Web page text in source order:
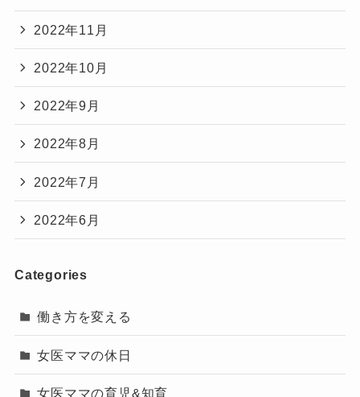
2022年11月
2022年10月
2022年9月
2022年8月
2022年7月
2022年6月
Categories
働き方を変える
女医ママの休日
女医ママの育児&知育